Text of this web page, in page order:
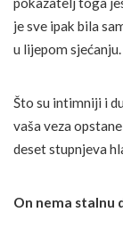
je sve ipak bila
u lijepom sjećanju.
Što su intimniji i
vaša veza
deset stupnjeva
On nema stalnu